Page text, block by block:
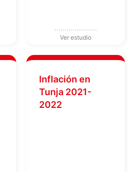
Inflación en
Tunja 2021-
2022